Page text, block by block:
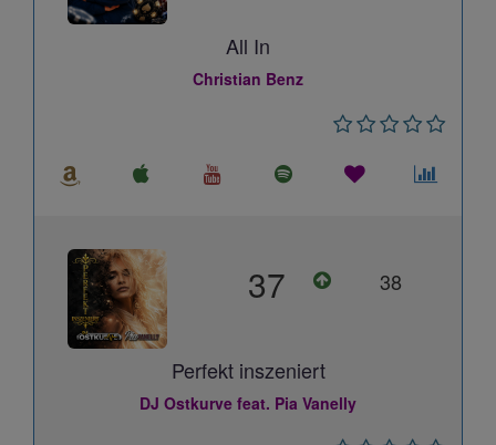
All In
Christian Benz
37 38
Perfekt inszeniert
DJ Ostkurve feat. Pia Vanelly